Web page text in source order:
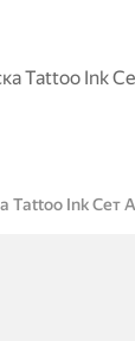
Tattoo Ink
Tattoo Ink Сет